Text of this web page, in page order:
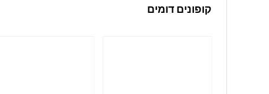
קופונים דומים